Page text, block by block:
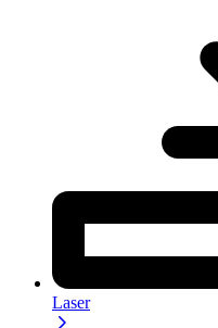
Laser